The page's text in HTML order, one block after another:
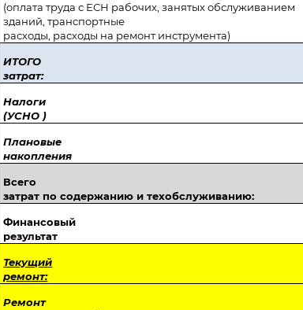
(оплата труда с ЕСН рабочих, занятых обслуживанием
зданий, транспортные
расходы, расходы на ремонт инструмента)
ИТОГО
затрат:
Налоги
(УСНО )
Плановые
накопления
Всего
затрат по содержанию и техобслуживанию:
Финансовый
результат
Текущий
ремонт:
Ремонт